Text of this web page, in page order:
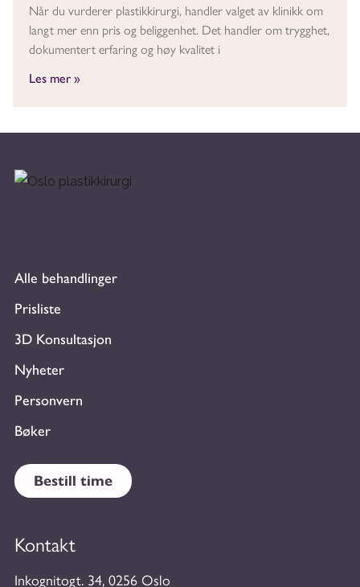
Når du vurderer plastikkirurgi, handler valget av klinikk om
langt mer enn pris og beliggenhet. Det handler om trygghet,
dokumentert erfaring og høy kvalitet i
Les mer »
Alle behandlinger
Prisliste
3D Konsultasjon
Nyheter
Personvern
Bøker
Bestill time
Kontakt
Inkognitogt. 34, 0256 Oslo